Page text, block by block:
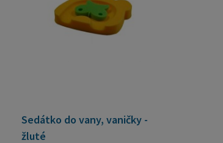
Sedátko do vany, vaničky -
žluté